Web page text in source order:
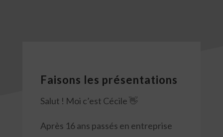
Faisons les présentations
Salut ! Moi c’est Cécile 👋
Après 16 ans passés en entreprise